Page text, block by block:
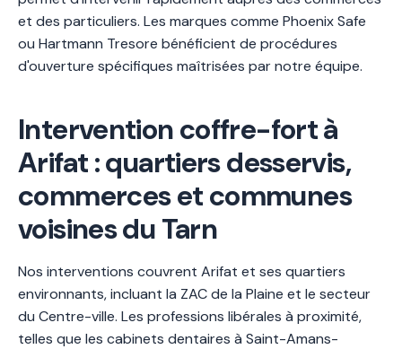
et des particuliers. Les marques comme Phoenix Safe
ou Hartmann Tresore bénéficient de procédures
d'ouverture spécifiques maîtrisées par notre équipe.
Intervention coffre-fort à
Arifat : quartiers desservis,
commerces et communes
voisines du Tarn
Nos interventions couvrent Arifat et ses quartiers
environnants, incluant la ZAC de la Plaine et le secteur
du Centre-ville. Les professions libérales à proximité,
telles que les cabinets dentaires à Saint-Amans-